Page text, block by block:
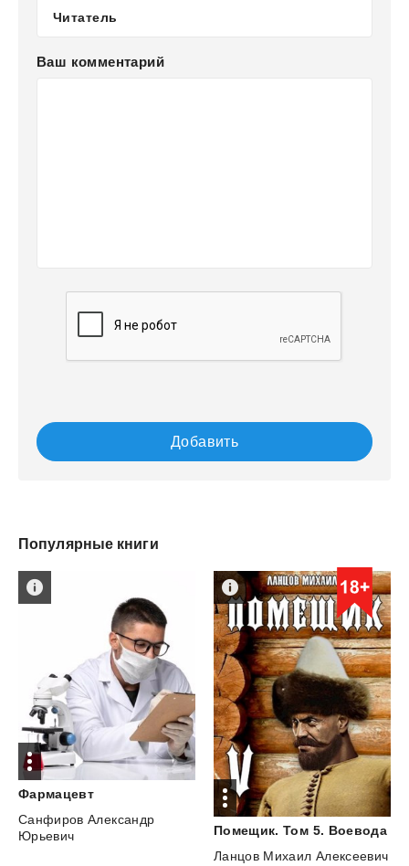
Ваш комментарий
Добавить
Популярные книги
Фармацевт
Санфиров Александр
Юрьевич
Помещик. Том 5. Воевода
Ланцов Михаил Алексеевич